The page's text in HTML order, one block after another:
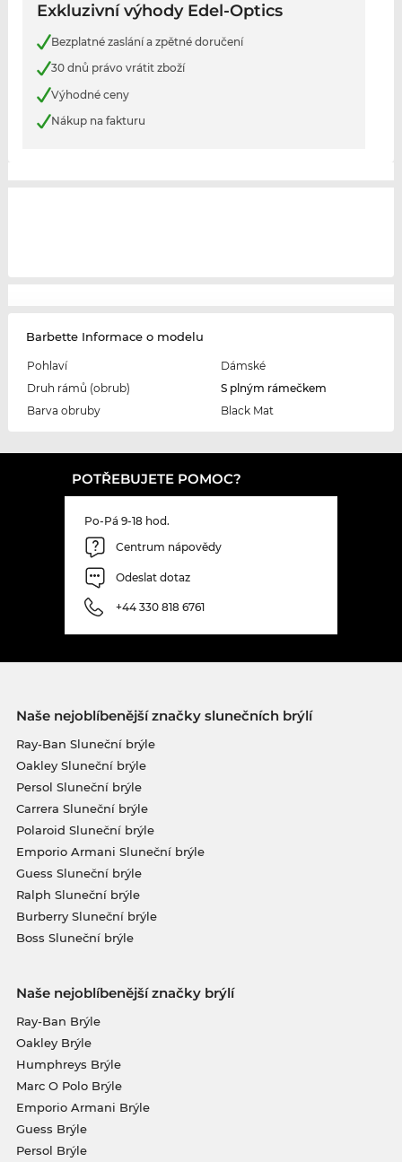
Exkluzivní výhody Edel-Optics
Bezplatné zaslání a zpětné doručení
30 dnů právo vrátit zboží
Výhodné ceny
Nákup na fakturu
Barbette Informace o modelu
Pohlaví
Dámské
Druh rámů (obrub)
S plným rámečkem
Barva obruby
Black Mat
POTŘEBUJETE POMOC?
Po-Pá 9-18 hod.
Centrum nápovědy
Odeslat dotaz
+44 330 818 6761
Naše nejoblíbenější značky slunečních brýlí
Ray-Ban Sluneční brýle
Oakley Sluneční brýle
Persol Sluneční brýle
Carrera Sluneční brýle
Polaroid Sluneční brýle
Emporio Armani Sluneční brýle
Guess Sluneční brýle
Ralph Sluneční brýle
Burberry Sluneční brýle
Boss Sluneční brýle
Naše nejoblíbenější značky brýlí
Ray-Ban Brýle
Oakley Brýle
Humphreys Brýle
Marc O Polo Brýle
Emporio Armani Brýle
Guess Brýle
Persol Brýle